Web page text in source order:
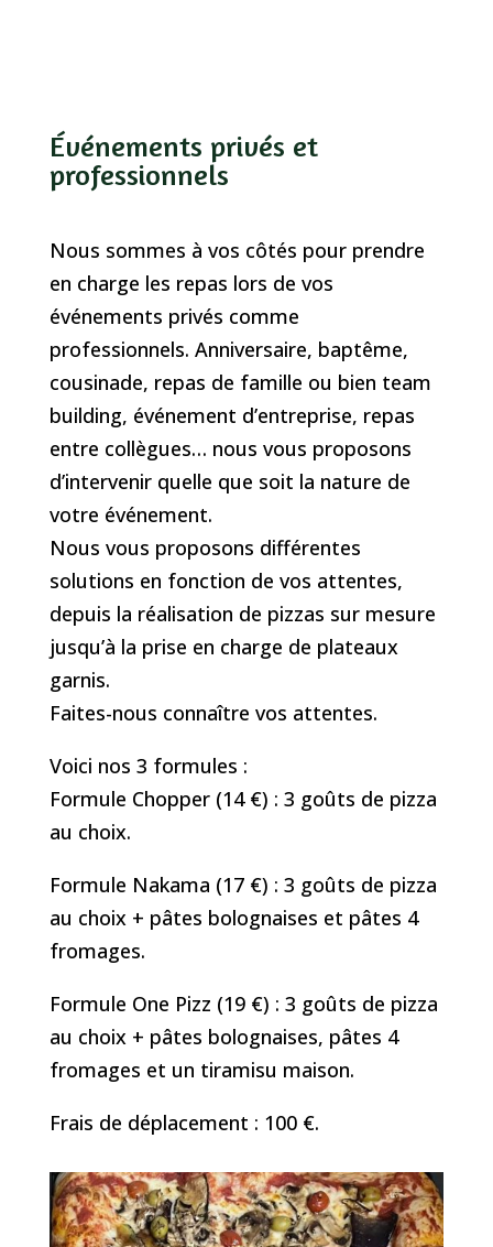
Événements privés et
professionnels
Nous sommes à vos côtés pour prendre
en charge les repas lors de vos
événements privés comme
professionnels. Anniversaire, baptême,
cousinade, repas de famille ou bien team
building, événement d’entreprise, repas
entre collègues… nous vous proposons
d’intervenir quelle que soit la nature de
votre événement.
Nous vous proposons différentes
solutions en fonction de vos attentes,
depuis la réalisation de pizzas sur mesure
jusqu’à la prise en charge de plateaux
garnis.
Faites-nous connaître vos attentes.
Voici nos 3 formules :
Formule Chopper (14 €) : 3 goûts de pizza
au choix.
Formule Nakama (17 €) : 3 goûts de pizza
au choix + pâtes bolognaises et pâtes 4
fromages.
Formule One Pizz (19 €) : 3 goûts de pizza
au choix + pâtes bolognaises, pâtes 4
fromages et un tiramisu maison.
Frais de déplacement : 100 €.